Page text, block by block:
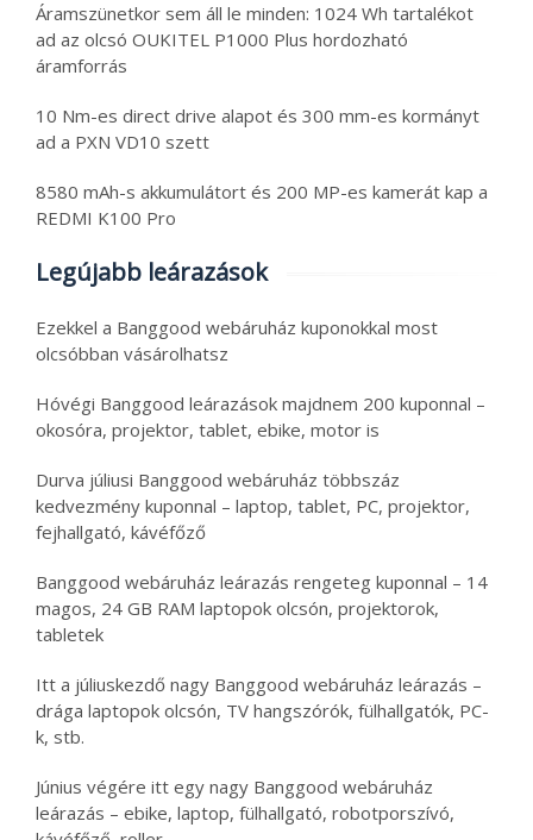
Áramszünetkor sem áll le minden: 1024 Wh tartalékot
ad az olcsó OUKITEL P1000 Plus hordozható
áramforrás
10 Nm-es direct drive alapot és 300 mm-es kormányt
ad a PXN VD10 szett
8580 mAh-s akkumulátort és 200 MP-es kamerát kap a
REDMI K100 Pro
Legújabb leárazások
Ezekkel a Banggood webáruház kuponokkal most
olcsóbban vásárolhatsz
Hóvégi Banggood leárazások majdnem 200 kuponnal –
okosóra, projektor, tablet, ebike, motor is
Durva júliusi Banggood webáruház többszáz
kedvezmény kuponnal – laptop, tablet, PC, projektor,
fejhallgató, kávéfőző
Banggood webáruház leárazás rengeteg kuponnal – 14
magos, 24 GB RAM laptopok olcsón, projektorok,
tabletek
Itt a júliuskezdő nagy Banggood webáruház leárazás –
drága laptopok olcsón, TV hangszórók, fülhallgatók, PC-
k, stb.
Június végére itt egy nagy Banggood webáruház
leárazás – ebike, laptop, fülhallgató, robotporszívó,